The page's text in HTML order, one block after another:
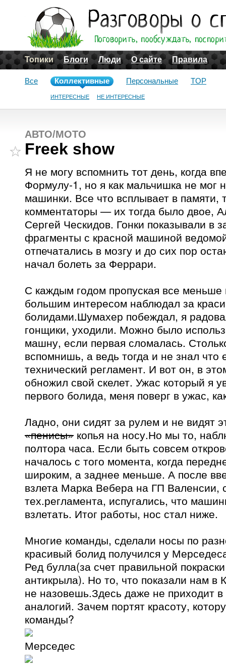
Топики Блоги Люди О сайте Правила
Все Коллективные
ИНТЕРЕСНЫЕ НЕ ИНТЕРЕСНЫЕ
Персональные TOP
АВТО/МОТО
Freek show
Я не могу вспомнить тот день, когда
Формулу-1, но я как мальчишка не мог
машинки. Все что всплывает в памяти,
комментаторы — их тогда было двое,
Сергей Ческидов. Гонки показывали в
фрагменты с красной машиной
отпечатались в мозгу и до сих пор
начал болеть за Феррари.
С каждым годом пропуская все меньше
большим интересом наблюдал за
болидами.Шумахер побеждал, я
гонщики, уходили. Можно было
машну, если первая сломалась.
вспомнишь, а ведь тогда и не знал что
технический регламент. И вот он, в
обножил свой скелет. Ужас который я
первого болида, меня поверг в ужас,
Ладно, они сидят за рулем и не видят
«пенисы» копья на носу.Но мы то,
полтора часа. Если быть совсем
началось с того момента, когда
широким, а заднее меньше. А после
взлета Марка Вебера на ГП Валенсии,
тех.регламента, испугались, что
взлетать. Итог работы, нос стал ниже.
Многие команды, сделали носы по
красивый болид получился у
Ред булла(за счет правильной
антикрыла). Но то, что показали нам в
не назовешь.Здесь даже не приходит в
аналогий. Зачем портят красоту,
команды?
Мерседес